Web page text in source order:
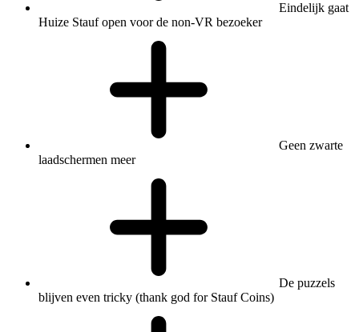
Eindelijk gaat
Huize Stauf open voor de non-VR bezoeker
Geen zwarte
laadschermen meer
De puzzels
blijven even tricky (thank god for Stauf Coins)